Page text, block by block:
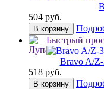
504 руб.
В корзину
Быстрый
Bravo A/
518 руб.
В корзину